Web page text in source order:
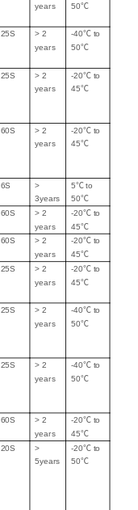
years 50℃
25S > 2
years
-40℃to
50℃
25S > 2
years
-20℃to
45℃
60S > 2
years
-20℃to
45℃
6S
>
3years
5℃to
50℃
60S > 2
years
-20℃to
45℃
60S > 2
years
-20℃to
45℃
25S > 2
years
-20℃to
45℃
25S > 2
years
-40℃to
50℃
25S > 2
years
-40℃to
50℃
60S > 2
years
-20℃to
45℃
20S >
5years
-20℃to
50℃